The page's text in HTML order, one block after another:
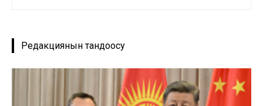
Редакциянын тандоосу